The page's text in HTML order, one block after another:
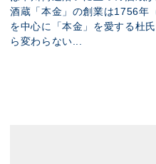
酒蔵「本金」の創業は1756年
を中心に「本金」を愛する杜
ら変わらない...